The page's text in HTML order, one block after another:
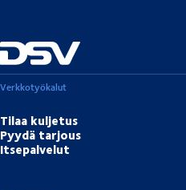
Verkkotyökalut
Tilaa kuljetus
Pyydä tarjous
Itsepalvelut